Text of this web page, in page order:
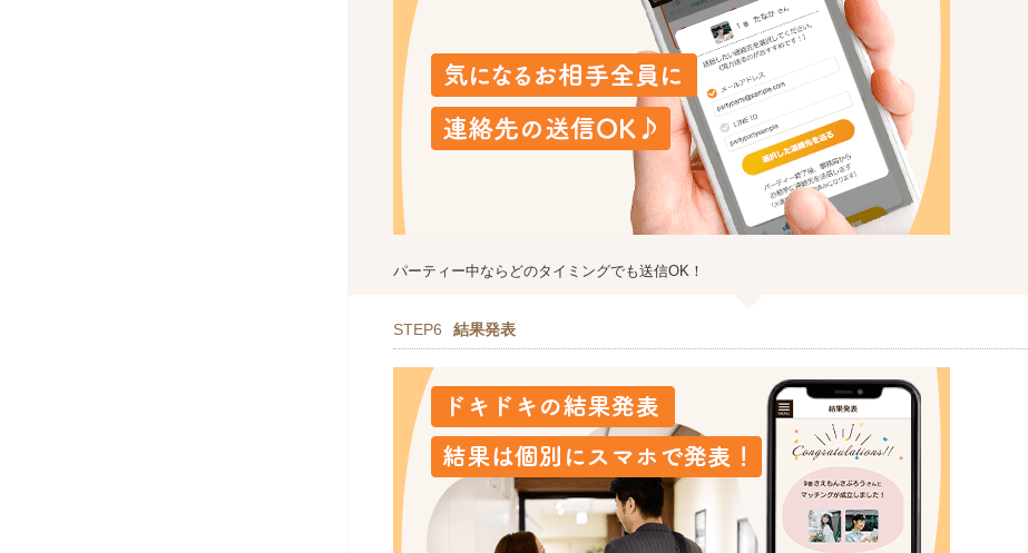
パーティー中ならどのタイミングでも送信OK！
STEP6 結果発表